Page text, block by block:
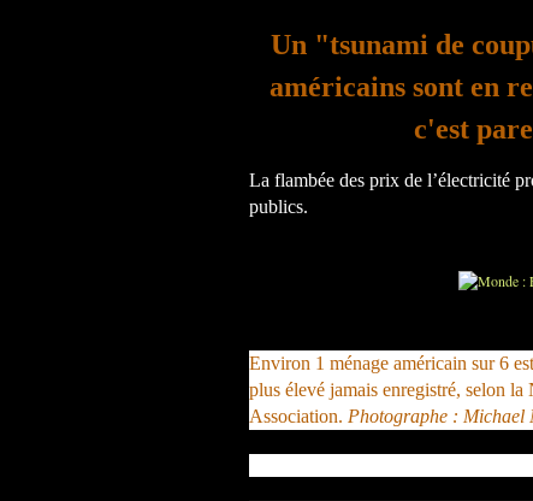
Un "tsunami de
américains sont en
c'est
La flambée des prix de l’électricité
publics.
Environ 1 ménage américain sur 6
plus élevé jamais enregistré, selon
Association. Photographe : Michael